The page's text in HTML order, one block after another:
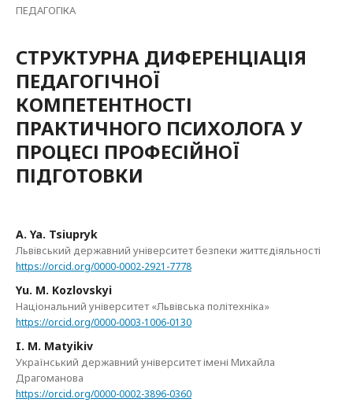
ПЕДАГОГІКА
СТРУКТУРНА ДИФЕРЕНЦІАЦІЯ
ПЕДАГОГІЧНОЇ
КОМПЕТЕНТНОСТІ
ПРАКТИЧНОГО ПСИХОЛОГА У
ПРОЦЕСІ ПРОФЕСІЙНОЇ
ПІДГОТОВКИ
A. Ya. Tsiupryk
Львівський державний університет безпеки життєдіяльності
https://orcid.org/0000-0002-2921-7778
Yu. M. Kozlovskyi
Національний університет «Львівська політехніка»
https://orcid.org/0000-0003-1006-0130
I. M. Matyikiv
Український державний університет імені Михайла
Драгоманова
https://orcid.org/0000-0002-3896-0360